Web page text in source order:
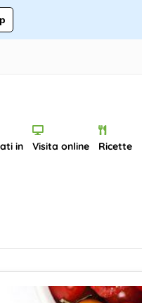
in Visita online Ricette